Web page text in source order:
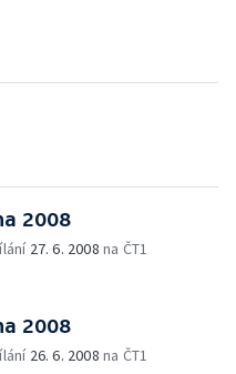
2008
27. 6. 2008 na ČT1
2008
26. 6. 2008 na ČT1